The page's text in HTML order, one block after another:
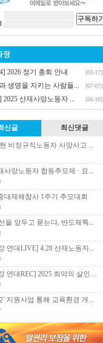
구독하기
2026 정기 총회 안내 [03-17]
생명을 지키는 사람들... [07-07]
2025 산재사망노동자 ... [06-10]
신글 최신댓글
비정규직노동자 사망사고 ...
사망노동자 합동추모제 · 묘...
대재해참사 1주기 추모대회
을 앞두고 묻는다, 반도체특...
연대LIVE] 4.28 산재노동자...
연대REC] 2025 최악의 살인...
' 지원사업 통해 교육환경 개...